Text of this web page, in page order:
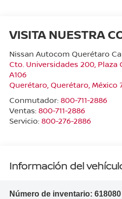
VISITA NUESTRA
Nissan Autocom Querétaro
Cto. Universidades 200, Plaza
A106
Querétaro, Querétaro, México
Conmutador: 800-711-2886
Ventas: 800-711-2886
Servicio: 800-276-2886
Información del
Número de inventario: 618080